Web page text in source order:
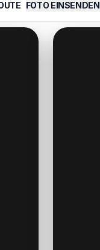
FOTO EINSENDEN